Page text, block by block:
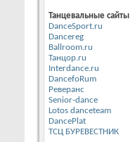
Танцевальные сайты
DanceSport.ru
Dancereg
Ballroom.ru
Танцор.ru
Interdance.ru
DancefoRum
Реверанс
Senior-dance
Lotos danceteam
DancePlat
ТСЦ БУРЕВЕСТНИК